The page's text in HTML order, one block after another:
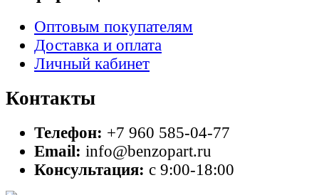
Оптовым покупателям
Доставка и оплата
Личный кабинет
Контакты
Телефон: +7 960 585-04-77
Email: info@benzopart.ru
Консультация: с 9:00-18:00